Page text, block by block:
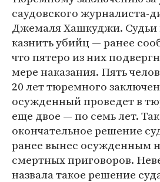
саудовского журналиста-
Джемаля Хашкуджи. Судьи
казнить убийц — ранее
что пятеро из них
мере наказания. Пять
20 лет тюремного
осужденный проведет в
еще двое — по семь лет.
окончательное решение
ранее вынес осужденным
смертных приговоров.
назвала такое решение